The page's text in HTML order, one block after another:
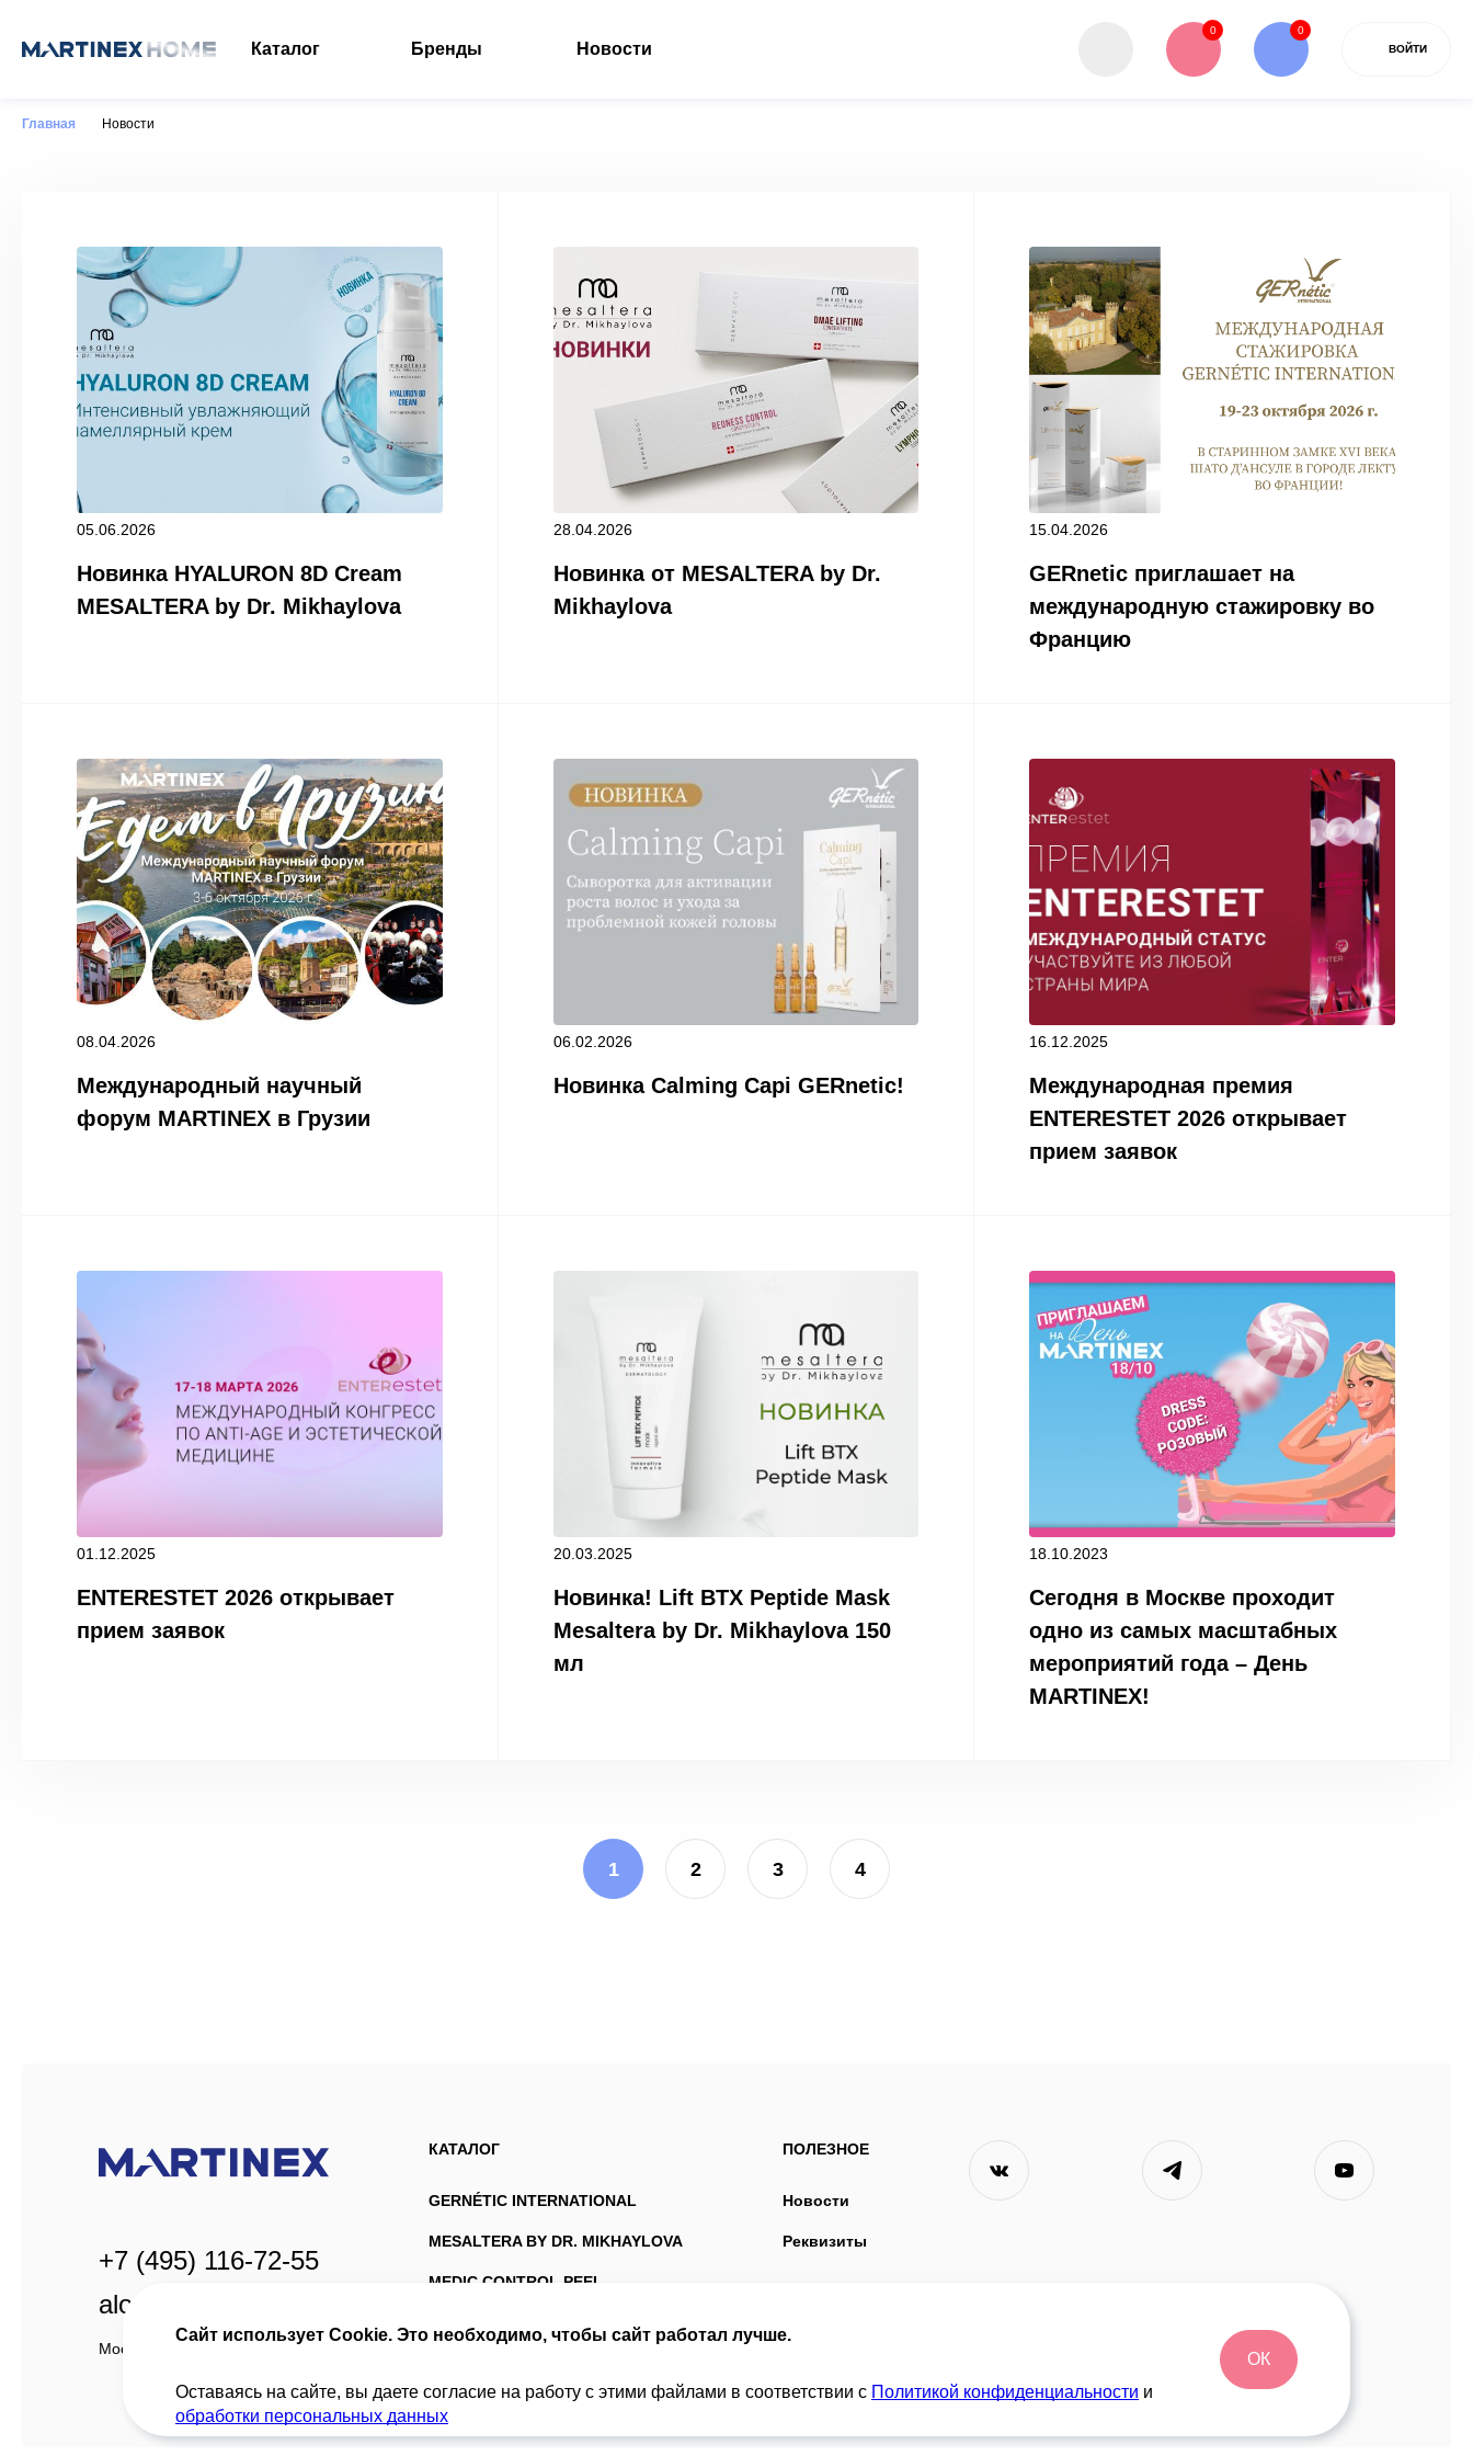
Каталог Бренды Новости
0
0
ВОЙТИ
Сайт использует Cookie. Это необходимо, чтобы сайт работал лучше.
Оставаясь на сайте, вы даете согласие на работу с этими файлами в соответствии с Политикой конфиденциальности и
обработки персональных данных
ОК
Главная Новости
05.06.2026
Новинка HYALURON 8D Cream
MESALTERA by Dr. Mikhaylova
28.04.2026
Новинка от MESALTERA by Dr.
Mikhaylova
15.04.2026
GERnetic приглашает на
международную стажировку во
Францию
08.04.2026
Международный научный
форум MARTINEX в Грузии
06.02.2026
Новинка Calming Capi GERnetic!
16.12.2025
Международная премия
ENTERESTET 2026 открывает
прием заявок
01.12.2025
ENTERESTET 2026 открывает
прием заявок
20.03.2025
Новинка! Lift BTX Peptide Mask
Mesaltera by Dr. Mikhaylova 150
мл
18.10.2023
Сегодня в Москве проходит
одно из самых масштабных
мероприятий года – День
MARTINEX!
1 2 3 4
+7 (495) 116-72-55
alo@martinex.ru
Москва, ул. Павловская, д. 7
КАТАЛОГ
GERNÉTIC INTERNATIONAL
MESALTERA BY DR. MIKHAYLOVA
MEDIC CONTROL PEEL
ПОЛЕЗНОЕ
Новости
Реквизиты